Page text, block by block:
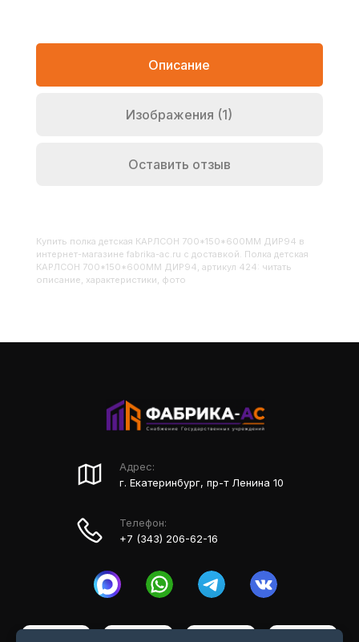
Описание
Изображения (1)
Оставить отзыв
Купить Полка детская КАРЛСОН 700*150*600ММ ДИР94 в
интернет-магазине fabrika-ac.ru с доставкой. Полка детская
КАРЛСОН 700*150*600ММ ДИР94, артикул 424: читать
описание, характеристики, фото
Адрес:
г. Екатеринбург, пр-т Ленина 10
Телефон:
+7 (343) 206-62-16